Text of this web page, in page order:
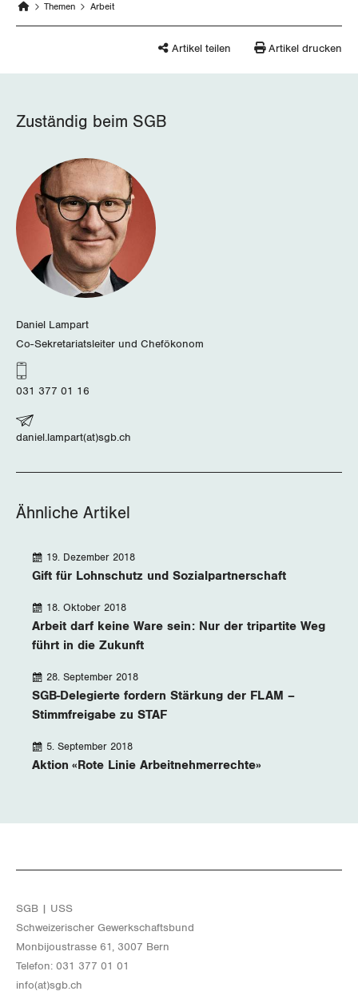
Schaffhausen
Solothurn
Thurgau
Uri
Waadt
Zug
Themen Arbeit
Artikel teilen Artikel drucken
Zuständig beim SGB
Daniel Lampart
Co-Sekretariatsleiter und Chefökonom
031 377 01 16
daniel.lampart(at)sgb.ch
Ähnliche Artikel
Gift für Lohnschutz und Sozialpartnerschaft
19. Dezember 2018
Arbeit darf keine Ware sein: Nur der tripartite Weg
führt in die Zukunft
18. Oktober 2018
SGB-Delegierte fordern Stärkung der FLAM –
Stimmfreigabe zu STAF
28. September 2018
Aktion «Rote Linie Arbeitnehmerrechte»
5. September 2018
SGB | USS
Schwei­ze­ri­scher Ge­werk­schafts­bund
Mon­bi­joustras­se 61, 3007 Bern
Te­le­fon: 031 377 01 01
info(at)​sgb.​ch